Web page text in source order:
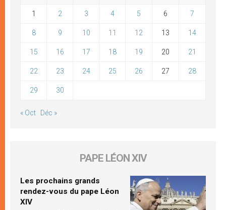
1 2 3 4 5 6 7
8 9 10 11 12 13 14
15 16 17 18 19 20 21
22 23 24 25 26 27 28
29 30
« Oct Déc »
PAPE LÉON XIV
Les prochains grands
rendez-vous du pape Léon
XIV